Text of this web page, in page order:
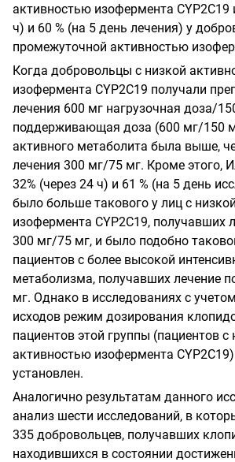
активностью изофермента CYP2C19
ч) и 60 % (на 5 день лечения) у
промежуточной активностью
Когда добровольцы с низкой
изофермента CYP2C19 получали
лечения 600 мг нагрузочная доза/
поддерживающая доза (600 мг/150
активного метаболита была выше,
лечения 300 мг/75 мг. Кроме этого,
32% (через 24 ч) и 61 % (на 5 день
было больше такового у лиц с
изофермента CYP2C19, получавших
300 мг/75 мг, и было подобно
пациентов с более высокой
метаболизма, получавших лечение
мг. Однако в исследованиях с
исходов режим дозирования
пациентов этой группы (пациентов с
активностью изофермента CYP2C19)
установлен.
Аналогично результатам данного
анализ шести исследований, в
335 добровольцев, получавших
находившихся в состоянии